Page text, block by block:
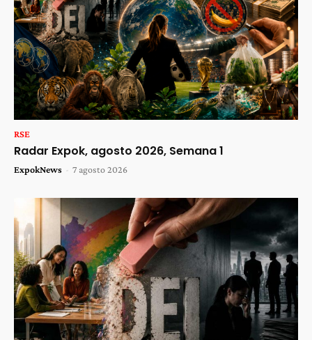
RSE
Radar Expok, agosto 2026, Semana 1
ExpokNews - 7 agosto 2026